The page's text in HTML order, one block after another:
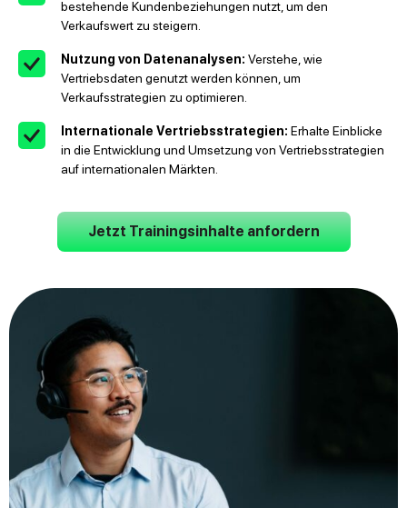
bestehende Kundenbeziehungen nutzt, um den
Verkaufswert zu steigern.
Nutzung von Datenanalysen: Verstehe, wie
Vertriebsdaten genutzt werden können, um
Verkaufsstrategien zu optimieren.
Internationale Vertriebsstrategien: Erhalte Einblicke
in die Entwicklung und Umsetzung von Vertriebsstrategien
auf internationalen Märkten.
Jetzt Trainingsinhalte anfordern